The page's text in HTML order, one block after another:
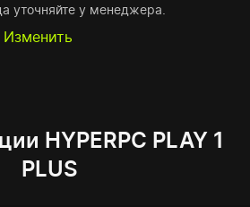
уточняйте у менеджера.
Изменить
HYPERPC PLAY 1
PLUS